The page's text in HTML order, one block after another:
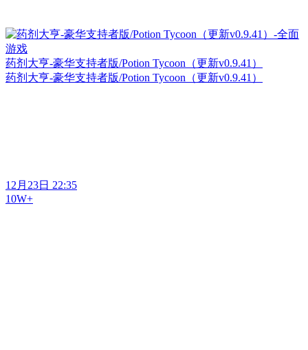
药剂大亨-豪华支持者版/Potion Tycoon（更新v0.9.41）
药剂大亨-豪华支持者版/Potion Tycoon（更新v0.9.41）
12月23日 22:35
10W+